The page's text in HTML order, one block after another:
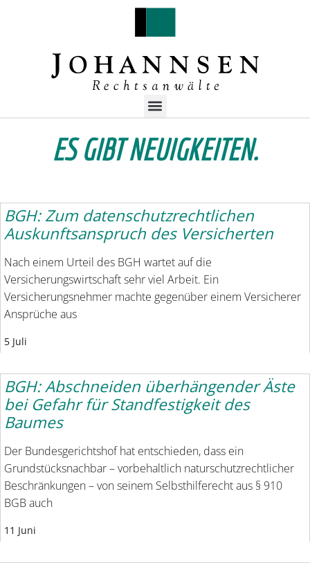
ES GIBT NEUIGKEITEN.
BGH: Zum datenschutzrechtlichen
Auskunftsanspruch des Versicherten
Nach einem Urteil des BGH wartet auf die
Versicherungswirtschaft sehr viel Arbeit. Ein
Versicherungsnehmer machte gegenüber einem Versicherer
Ansprüche aus
5 Juli
BGH: Abschneiden überhängender Äste
bei Gefahr für Standfestigkeit des
Baumes
Der Bundesgerichtshof hat entschieden, dass ein
Grundstücksnachbar – vorbehaltlich naturschutzrechtlicher
Beschränkungen – von seinem Selbsthilferecht aus § 910
BGB auch
11 Juni